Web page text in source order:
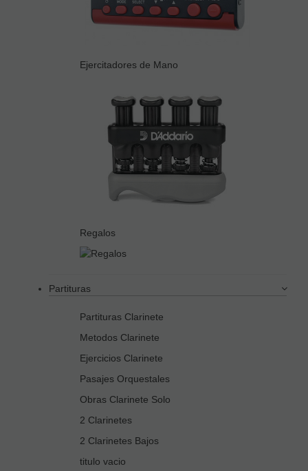
Ejercitadores de Mano
Regalos
Partituras
Partituras Clarinete
Metodos Clarinete
Ejercicios Clarinete
Pasajes Orquestales
Obras Clarinete Solo
2 Clarinetes
2 Clarinetes Bajos
titulo vacio